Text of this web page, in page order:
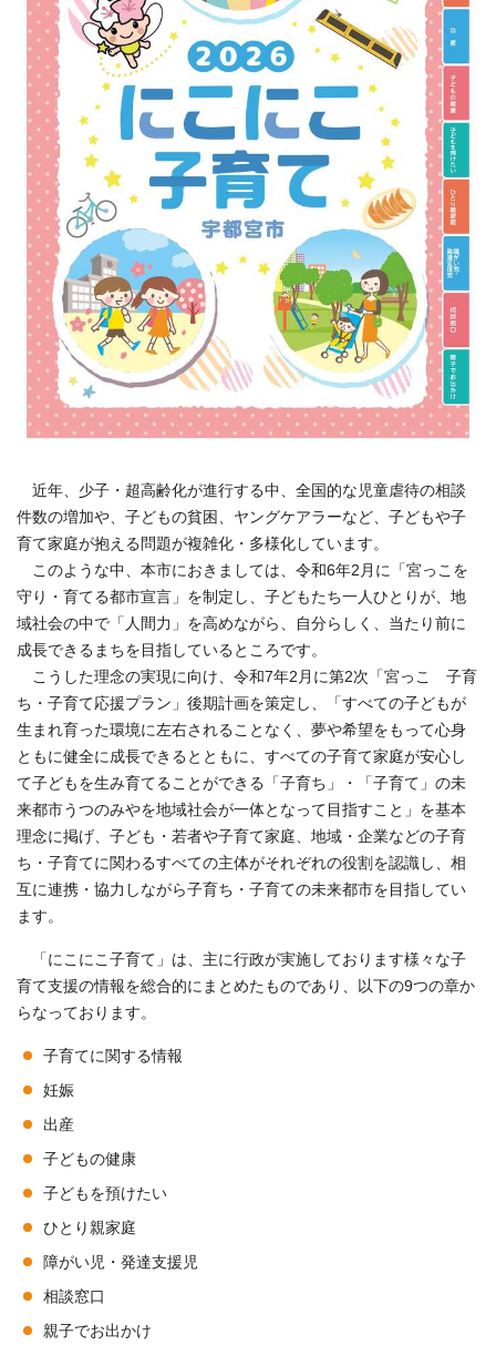
近年、少子・超高齢化が進行する中、全国的な児童虐待の相談
件数の増加や、子どもの貧困、ヤングケアラーなど、子どもや子
育て家庭が抱える問題が複雑化・多様化しています。
このような中、本市におきましては、令和6年2月に「宮っこを
守り・育てる都市宣言」を制定し、子どもたち一人ひとりが、地
域社会の中で「人間力」を高めながら、自分らしく、当たり前に
成長できるまちを目指しているところです。
こうした理念の実現に向け、令和7年2月に第2次「宮っこ 子育
ち・子育て応援プラン」後期計画を策定し、「すべての子どもが
生まれ育った環境に左右されることなく、夢や希望をもって心身
ともに健全に成長できるとともに、すべての子育て家庭が安心し
て子どもを生み育てることができる「子育ち」・「子育て」の未
来都市うつのみやを地域社会が一体となって目指すこと」を基本
理念に掲げ、子ども・若者や子育て家庭、地域・企業などの子育
ち・子育てに関わるすべての主体がそれぞれの役割を認識し、相
互に連携・協力しながら子育ち・子育ての未来都市を目指してい
ます。
「にこにこ子育て」は、主に行政が実施しております様々な子
育て支援の情報を総合的にまとめたものであり、以下の9つの章か
らなっております。
子育てに関する情報
妊娠
出産
子どもの健康
子どもを預けたい
ひとり親家庭
障がい児・発達支援児
相談窓口
親子でお出かけ